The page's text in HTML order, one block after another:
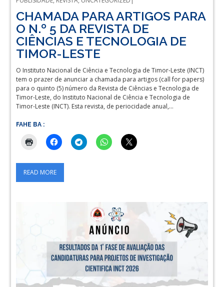
CHAMADA PARA ARTIGOS PARA
O N.º 5 DA REVISTA DE
CIÊNCIAS E TECNOLOGIA DE
TIMOR-LESTE
O Instituto Nacional de Ciência e Tecnologia de Timor-Leste (INCT)
tem o prazer de anunciar a chamada para artigos (call for papers)
para o quinto (5) número da Revista de Ciências e Tecnologia de
Timor-Leste, do Instituto Nacional de Ciência e Tecnologia de
Timor-Leste (INCT). Esta revista, de periocidade anual,…
FAHE BA :
READ MORE